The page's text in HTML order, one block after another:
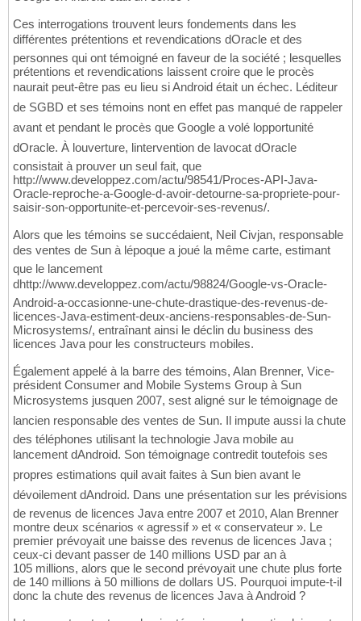
Ces interrogations trouvent leurs fondements dans les
différentes prétentions et revendications dOracle et des
personnes qui ont témoigné en faveur de la société ; lesquelles
prétentions et revendications laissent croire que le procès
naurait peut-être pas eu lieu si Android était un échec. Léditeur
de SGBD et ses témoins nont en effet pas manqué de rappeler
avant et pendant le procès que Google a volé lopportunité
dOracle. À louverture, lintervention de lavocat dOracle
consistait à prouver un seul fait, que
http://www.developpez.com/actu/98541/Proces-API-Java-
Oracle-reproche-a-Google-d-avoir-detourne-sa-propriete-pour-
saisir-son-opportunite-et-percevoir-ses-revenus/.
Alors que les témoins se succédaient, Neil Civjan, responsable
des ventes de Sun à lépoque a joué la même carte, estimant
que le lancement
dhttp://www.developpez.com/actu/98824/Google-vs-Oracle-
Android-a-occasionne-une-chute-drastique-des-revenus-de-
licences-Java-estiment-deux-anciens-responsables-de-Sun-
Microsystems/, entraînant ainsi le déclin du business des
licences Java pour les constructeurs mobiles.
Également appelé à la barre des témoins, Alan Brenner, Vice-
président Consumer and Mobile Systems Group à Sun
Microsystems jusquen 2007, sest aligné sur le témoignage de
lancien responsable des ventes de Sun. Il impute aussi la chute
des téléphones utilisant la technologie Java mobile au
lancement dAndroid. Son témoignage contredit toutefois ses
propres estimations quil avait faites à Sun bien avant le
dévoilement dAndroid. Dans une présentation sur les prévisions
de revenus de licences Java entre 2007 et 2010, Alan Brenner
montre deux scénarios « agressif » et « conservateur ». Le
premier prévoyait une baisse des revenus de licences Java ;
ceux-ci devant passer de 140 millions USD par an à
105 millions, alors que le second prévoyait une chute plus forte
de 140 millions à 50 millions de dollars US. Pourquoi impute-t-il
donc la chute des revenus de licences Java à Android ?